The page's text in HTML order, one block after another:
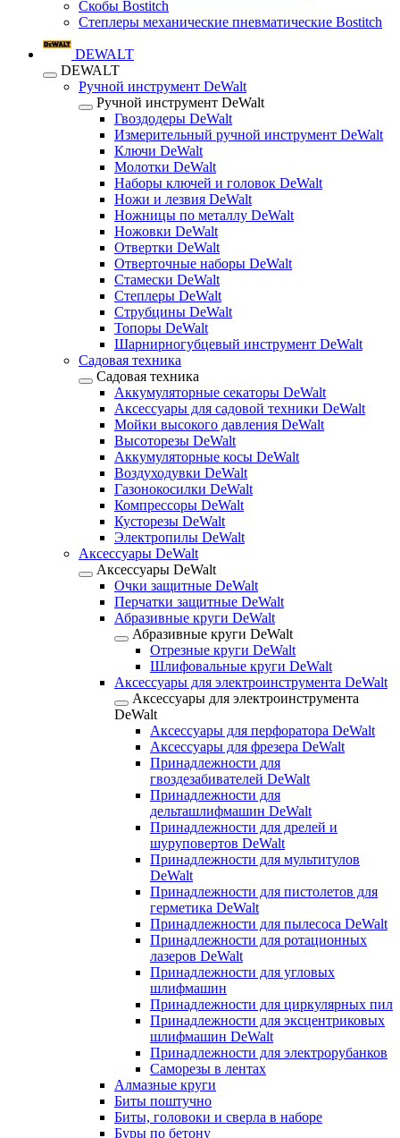
Скобы Bostitch
Степлеры механические пневматические Bostitch
DEWALT
DEWALT
Ручной инструмент DeWalt
Ручной инструмент DeWalt
Гвоздодеры DeWalt
Измерительный ручной инструмент DeWalt
Ключи DeWalt
Молотки DeWalt
Наборы ключей и головок DeWalt
Ножи и лезвия DeWalt
Ножницы по металлу DeWalt
Ножовки DeWalt
Отвертки DeWalt
Отверточные наборы DeWalt
Стамески DeWalt
Степлеры DeWalt
Струбцины DeWalt
Топоры DeWalt
Шарнирногубцевый инструмент DeWalt
Садовая техника
Садовая техника
Аккумуляторные секаторы DeWalt
Аксессуары для садовой техники DeWalt
Мойки высокого давления DeWalt
Высоторезы DeWalt
Аккумуляторные косы DeWalt
Воздуходувки DeWalt
Газонокосилки DeWalt
Компрессоры DeWalt
Кусторезы DeWalt
Электропилы DeWalt
Аксессуары DeWalt
Аксессуары DeWalt
Очки защитные DeWalt
Перчатки защитные DeWalt
Абразивные круги DeWalt
Абразивные круги DeWalt
Отрезные круги DeWalt
Шлифовальные круги DeWalt
Аксессуары для электроинструмента DeWalt
Аксессуары для электроинструмента
DeWalt
Аксессуары для перфоратора DeWalt
Аксессуары для фрезера DeWalt
Принадлежности для
гвоздезабивателей DeWalt
Принадлежности для
дельташлифмашин DeWalt
Принадлежности для дрелей и
шуруповертов DeWalt
Принадлежности для мультитулов
DeWalt
Принадлежности для пистолетов для
герметика DeWalt
Принадлежности для пылесоса DeWalt
Принадлежности для ротационных
лазеров DeWalt
Принадлежности для угловых
шлифмашин
Принадлежности для циркулярных пил
Принадлежности для эксцентриковых
шлифмашин DeWalt
Принадлежности для электрорубанков
Саморезы в лентах
Алмазные круги
Биты поштучно
Биты, головоки и сверла в наборе
Буры по бетону